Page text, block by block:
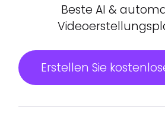
Beste AI &
Erstellen Sie